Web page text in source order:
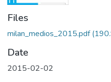
Statistics
Policies
Files
milan_medios_2015.pdf
Date
2015-02-02